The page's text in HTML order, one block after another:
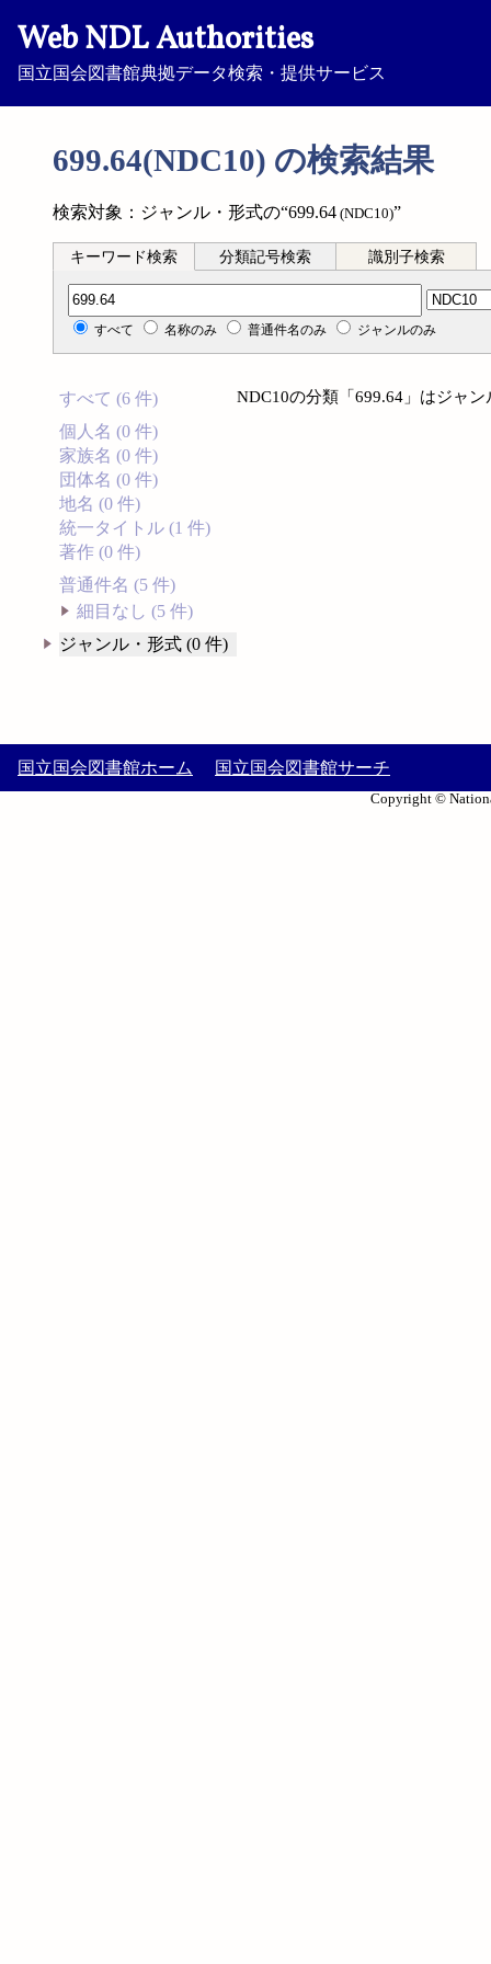
Web NDL Authorities
国立国会図書館典拠データ検索・提供サービス
699.64(NDC10) の検索結果
検索対象：ジャンル・形式の“699.64 (NDC10)”
キーワード検索 分類記号検索 識別子検索
分類記号検索
すべて 名称のみ 普通件名のみ ジャンルのみ
すべて (6 件)
個人名 (0 件)
家族名 (0 件)
団体名 (0 件)
地名 (0 件)
統一タイトル (1 件)
著作 (0 件)
普通件名 (5 件)
細目なし (5 件)
ジャンル・形式 (0 件)
NDC10の分類「699.64」はジャ
国立国会図書館ホーム 国立国会図書館サーチ
Copyright ©